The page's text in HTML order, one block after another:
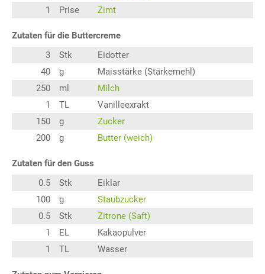
1
Prise Zimt
Zutaten für die Buttercreme
3
Stk
Eidotter
40
g
Maisstärke (Stärkemehl)
250
ml
Milch
1
TL
Vanilleexrakt
150
g
Zucker
200
g Butter (weich)
Zutaten für den Guss
0.5
Stk
Eiklar
100
g
Staubzucker
0.5
Stk
Zitrone (Saft)
1
EL
Kakaopulver
1
TL Wasser